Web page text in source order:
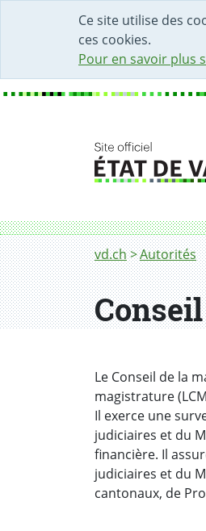
Ce site utilise des
ces cookies.
Pour en savoir plus
DÉBUT DU
ACCÈS AU
PAGE D'ACCUEIL
FORMULAIRE DE
Fil
vd.ch Autorités
Conseil de la
Le Conseil de la
magistrature
Il exerce une
judiciaires et du
financière. Il
judiciaires et du
cantonaux, de